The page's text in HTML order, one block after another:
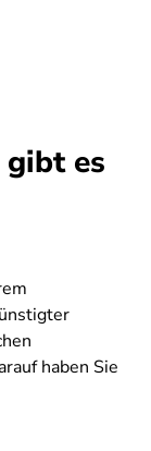
es
haben Sie